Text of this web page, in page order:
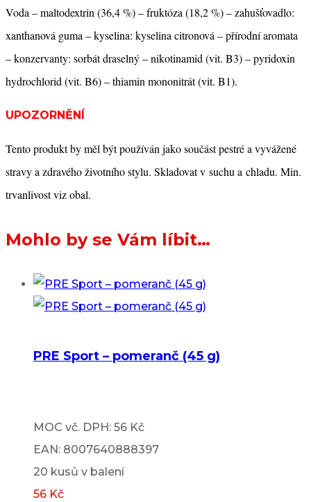
Voda – maltodextrin (36,4 %) – fruktóza (18,2 %) – zahušťovadlo:
xanthanová guma – kyselina: kyselina citronová – přírodní aromata
– konzervanty: sorbát draselný – nikotinamid (vit. B3) – pyridoxin
hydrochlorid (vit. B6) – thiamin mononitrát (vit. B1).
UPOZORNĚNÍ
Tento produkt by měl být používán jako součást pestré a vyvážené
stravy a zdravého životního stylu. Skladovat v suchu a chladu. Min.
trvanlivost viz obal.
Mohlo by se Vám líbit…
PRE Sport – pomeranč (45 g)
MOC vč. DPH: 56 Kč
EAN: 8007640888397
20 kusů v balení
56 Kč